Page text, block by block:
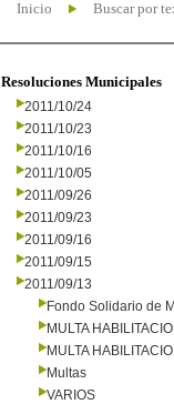
Inicio Buscar por
Resoluciones Municipales
2011/10/24
2011/10/23
2011/10/16
2011/10/05
2011/09/26
2011/09/23
2011/09/16
2011/09/15
2011/09/13
Fondo Solidario de
MULTA
MULTA
Multas
VARIOS